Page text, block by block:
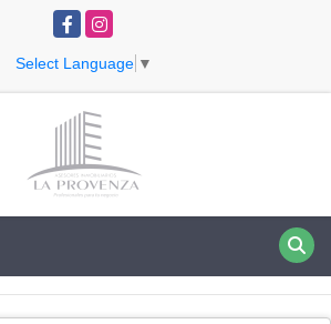
FacebookInstagram
Select Language ▼